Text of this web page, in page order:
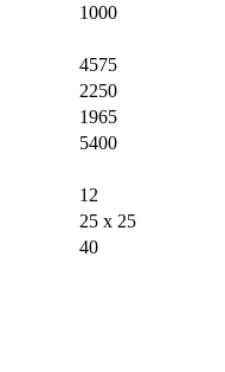
1000
4575
2250
1965
5400
12
25 х 25
40